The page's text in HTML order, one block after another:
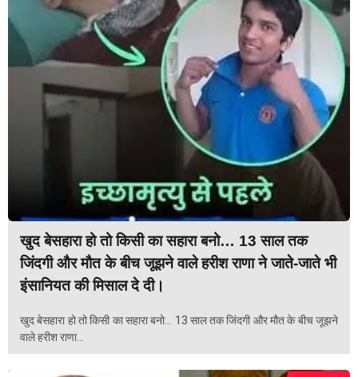
खुद बेसहारा हो तो किसी का सहारा बनो… 13 साल तक
जिंदगी और मौत के बीच जूझने वाले हरीश राणा ने जाते-जाते भी
इंसानियत की मिसाल दे दी।
खुद बेसहारा हो तो किसी का सहारा बनो… 13 साल तक जिंदगी और मौत के बीच जूझने
वाले हरीश राणा...